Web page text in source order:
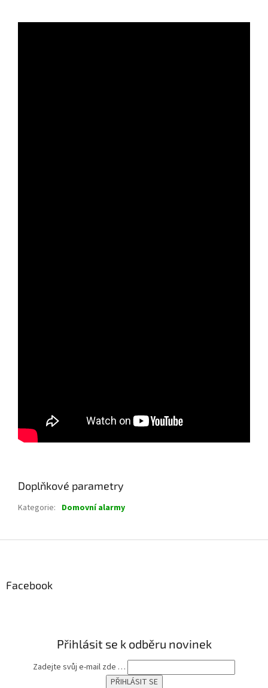
Doplňkové parametry
Kategorie: Domovní alarmy
Facebook
Přihlásit se k odběru novinek
Zadejte svůj e-mail zde …